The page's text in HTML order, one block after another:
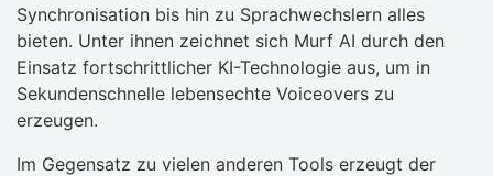
Synchronisation bis hin zu Sprachwechslern alles
bieten. Unter ihnen zeichnet sich Murf AI durch den
Einsatz fortschrittlicher KI-Technologie aus, um in
Sekundenschnelle lebensechte Voiceovers zu
erzeugen.
Im Gegensatz zu vielen anderen Tools erzeugt der